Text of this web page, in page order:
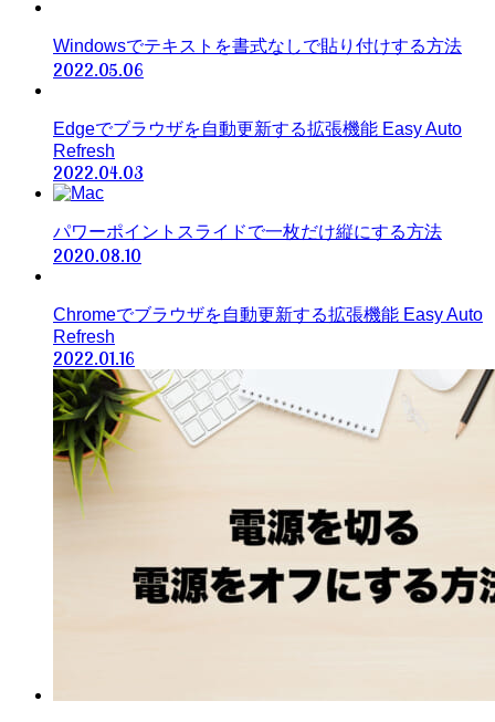
Windowsでテキストを書式なしで貼り付けする方法
2022.05.06
Edgeでブラウザを自動更新する拡張機能 Easy Auto
Refresh
2022.04.03
パワーポイントスライドで一枚だけ縦にする方法
2020.08.10
Chromeでブラウザを自動更新する拡張機能 Easy Auto
Refresh
2022.01.16